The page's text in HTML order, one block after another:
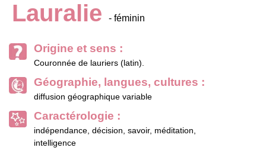
Lauralie - féminin
Origine et sens :
Couronnée de lauriers (latin).
Géographie, langues, cultures :
diffusion géographique variable
Caractérologie :
indépendance, décision, savoir, méditation,
intelligence